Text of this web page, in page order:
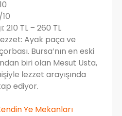
210 TL – 260 TL
Ayak paça ve
Bursa’nın en eski
biri olan Mesut Usta,
lezzet arayışında
ediyor.
Ye Mekanları